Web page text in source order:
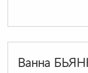
Ванна